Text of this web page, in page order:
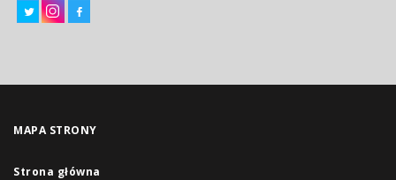
MAPA STRONY
Strona główna